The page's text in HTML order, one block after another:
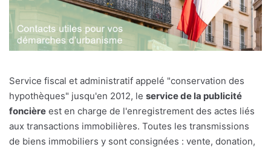
Service fiscal et administratif appelé "conservation des
hypothèques" jusqu'en 2012, le service de la publicité
foncière est en charge de l'enregistrement des actes liés
aux transactions immobilières. Toutes les transmissions
de biens immobiliers y sont consignées : vente, donation,